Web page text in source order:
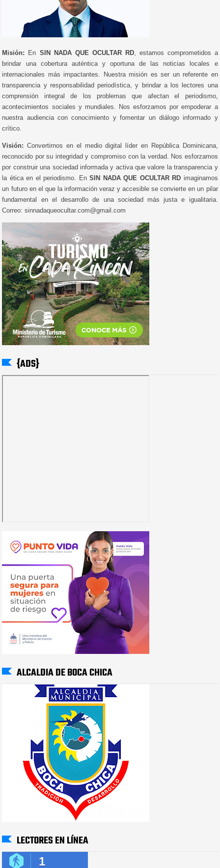
Misión: En SIN NADA QUE OCULTAR RD, estamos comprometidos a
brindar una cobertura auténtica y oportuna de las noticias locales e
internacionales más impactantes. Nuestra misión es ser un referente en
transparencia y responsabilidad periodística, y brindar a los lectores una
comprensión integral de los problemas que afectan el periodismo,
acontecimientos sociales y mundiales. Nos esforzamos por empoderar a
nuestra audiencia con conocimiento y fomentar un diálogo informado y
crítico.
Visión: Convertirnos en el medio digital líder en República Dominicana,
reconocido por su integridad y compromiso con la verdad. Nos esforzamos
por construir una sociedad informada y activa que valore la transparencia y
la ética en el periodismo. EnSIN NADA QUE OCULTAR RD imaginamos
un futuro en el que la información veraz y accesible se convierte en un pilar
fundamental en el desarrollo de una sociedad más justa e igualitaria.
Correo: sinnadaqueocultar.com@gmail.com
{ADS}
ALCALDIA DE BOCA CHICA
LECTORES EN LÍNEA
1